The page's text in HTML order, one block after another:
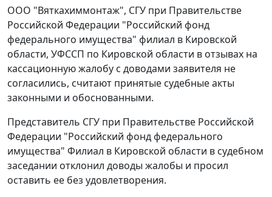
ООО "Вяткахиммонтаж", СГУ при Правительстве
Российской Федерации "Российский фонд
федерального имущества" филиал в Кировской
области, УФССП по Кировской области в отзывах на
кассационную жалобу с доводами заявителя не
согласились, считают принятые судебные акты
законными и обоснованными.
Представитель СГУ при Правительстве Российской
Федерации "Российский фонд федерального
имущества" Филиал в Кировской области в судебном
заседании отклонил доводы жалобы и просил
оставить ее без удовлетворения.